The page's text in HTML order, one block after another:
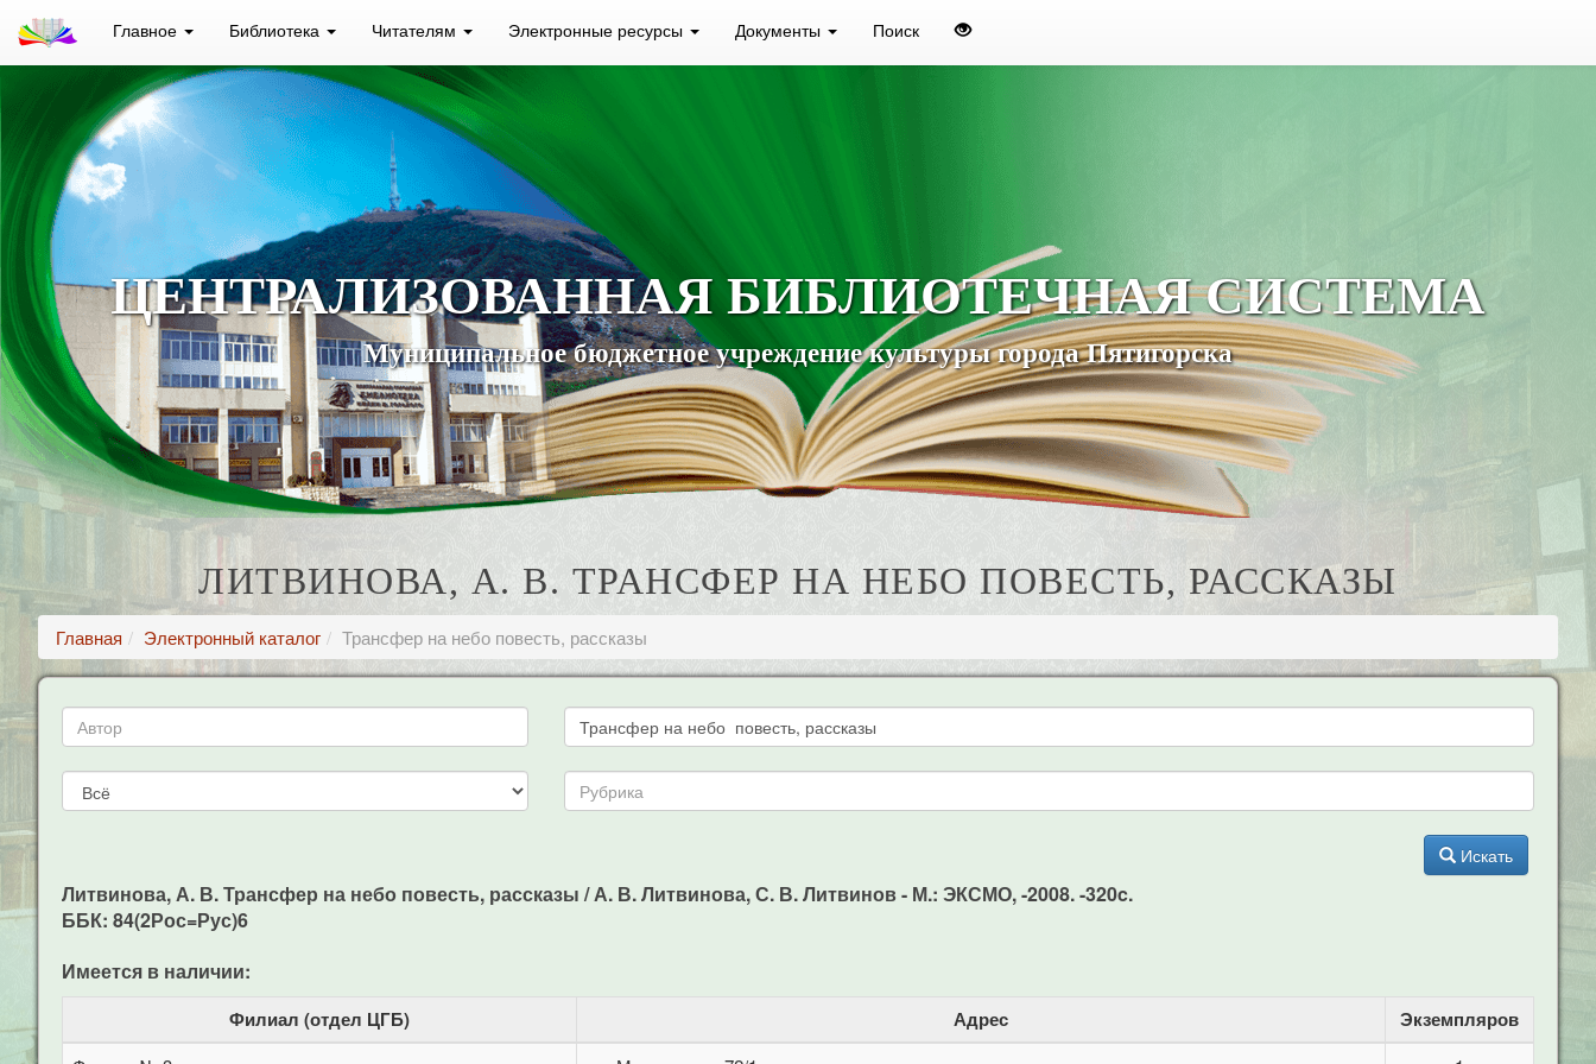
Главное Библиотека Читателям Электронные ресурсы Документы Поиск
ЦЕНТРАЛИЗОВАННАЯ БИБЛИОТЕЧНАЯ СИСТЕМА
Муниципальное бюджетное учреждение культуры города Пятигорска
ЛИТВИНОВА, А. В. ТРАНСФЕР НА НЕБО ПОВЕСТЬ, РАССКАЗЫ
Главная Электронный каталог Трансфер на небо повесть, рассказы
Искать
Литвинова, А. В. Трансфер на небо повесть, рассказы / А. В. Литвинова, С. В. Литвинов - М.: ЭКСМО, -2008. -320c.
ББК: 84(2Рос=Рус)6
Имеется в наличии:
Филиал (отдел ЦГБ) Адрес Экземпляров